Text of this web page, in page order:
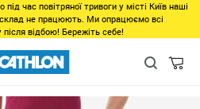
час повітряної тривоги у місті Київ наші
не працюють. Ми опрацюємо всі
відбою! Бережіть себе!
Одежда во Львове Низ во